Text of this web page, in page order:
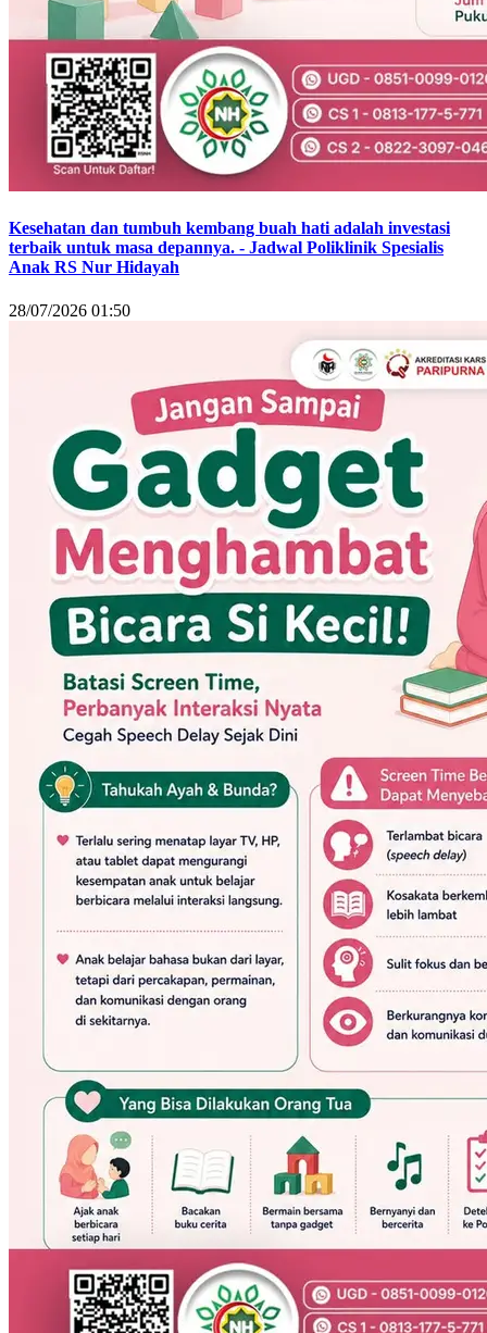
Kesehatan dan tumbuh kembang buah hati adalah investasi
terbaik untuk masa depannya. - Jadwal Poliklinik Spesialis
Anak RS Nur Hidayah
28/07/2026 01:50